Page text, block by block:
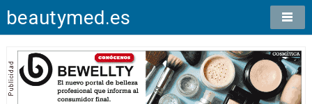
beautymed.es